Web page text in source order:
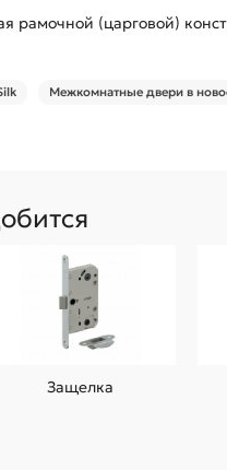
рамочной (царговой)
Межкомнатные двери в
Защелка